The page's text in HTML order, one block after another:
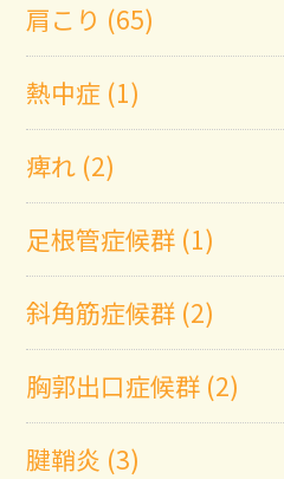
肩こり (65)
熱中症 (1)
痺れ (2)
足根管症候群 (1)
斜角筋症候群 (2)
胸郭出口症候群 (2)
腱鞘炎 (3)